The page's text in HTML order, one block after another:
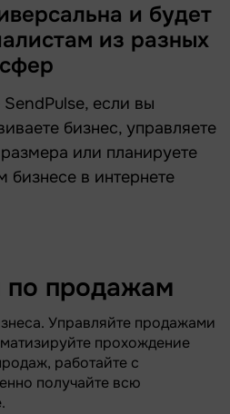
и будет
из разных
сфер
если вы
бизнес, управляете
или планируете
бизнесе в интернете
продажам
Управляйте продажами
прохождение
работайте с
получайте всю